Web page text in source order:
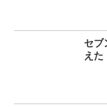
セブ
えた